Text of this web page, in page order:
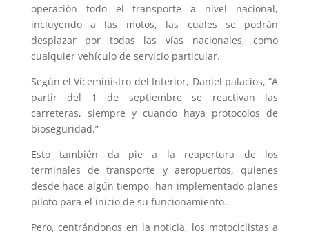
operación todo el transporte a nivel nacional,
incluyendo a las motos, las cuales se podrán
desplazar por todas las vías nacionales, como
cualquier vehículo de servicio particular.
Según el Viceministro del Interior, Daniel palacios, “A
partir del 1 de septiembre se reactivan las
carreteras, siempre y cuando haya protocolos de
bioseguridad.”
Esto también da pie a la reapertura de los
terminales de transporte y aeropuertos, quienes
desde hace algún tiempo, han implementado planes
piloto para el inicio de su funcionamiento.
Pero, centrándonos en la noticia, los motociclistas a